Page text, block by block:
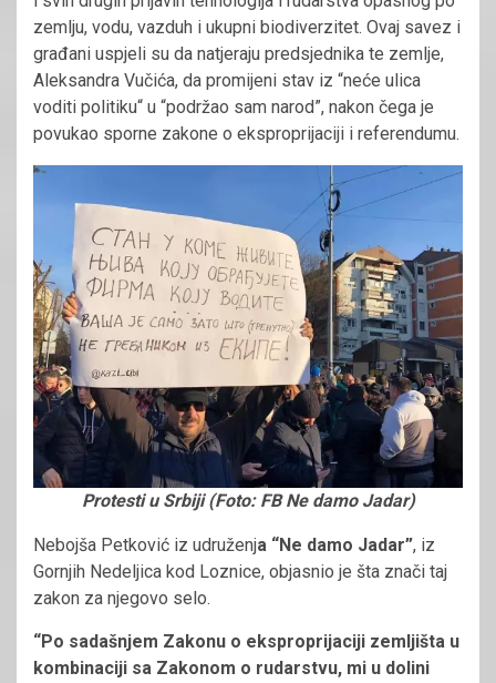
zemlju, vodu, vazduh i ukupni biodiverzitet. Ovaj savez i
građani uspjeli su da natjeraju predsjednika te zemlje,
Aleksandra Vučića, da promijeni stav iz “neće ulica
voditi politiku“ u “podržao sam narod”, nakon čega je
povukao sporne zakone o eksproprijaciji i referendumu.
Protesti u Srbiji (Foto: FB Ne damo Jadar)
Nebojša Petković iz udruženja “Ne damo Jadar”, iz
Gornjih Nedeljica kod Loznice, objasnio je šta znači taj
zakon za njegovo selo.
“Po sadašnjem Zakonu o eksproprijaciji zemljišta u
kombinaciji sa Zakonom o rudarstvu, mi u dolini